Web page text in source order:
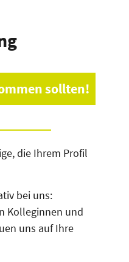
sollten!
die Ihrem Profil
bei uns:
Kolleginnen und
uns auf Ihre